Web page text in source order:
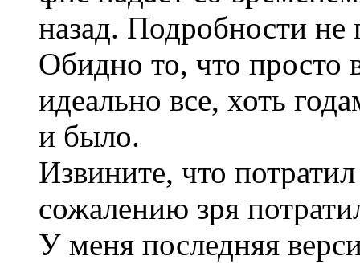
назад. Подробности
Обидно то, что
идеально все, хоть
и было.
Извините, что
сожалению зря
У меня последняя